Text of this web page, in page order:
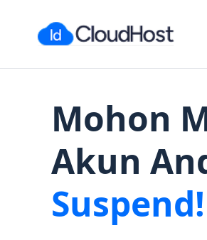
Mohon
Akun
Suspend!